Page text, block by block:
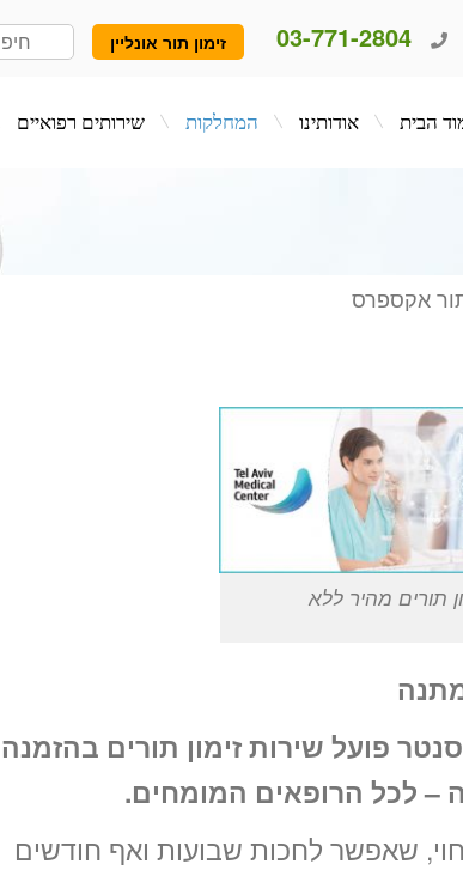
03-771-2804 זימון תור אונליין
אקספרס
תורים מהיר ללא
פועל שירות זימון תורים בהזמנה
– לכל הרופאים המומחים.
שאפשר לחכות שבועות ואף חודשים